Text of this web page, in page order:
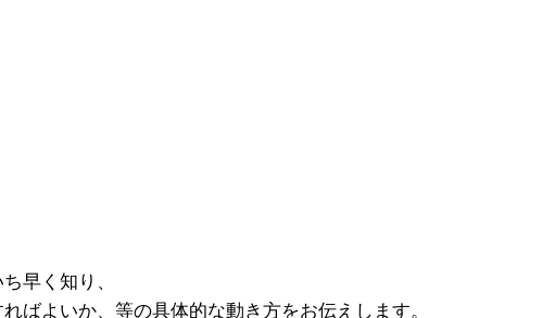
早く知り、
ばよいか、等の具体的な動き方をお伝えします。